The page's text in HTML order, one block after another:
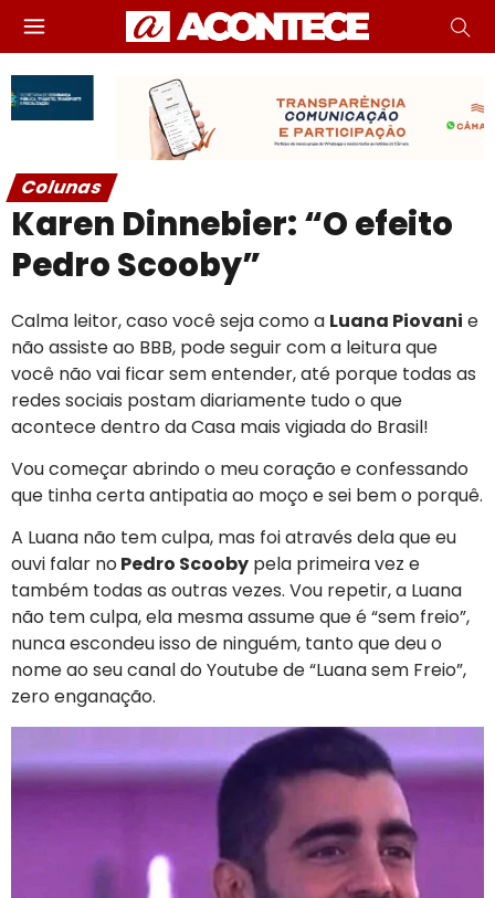
Colunas
Karen Dinnebier: “O efeito
Pedro Scooby”
Calma leitor, caso você seja como a Luana Piovani e
não assiste ao BBB, pode seguir com a leitura que
você não vai ficar sem entender, até porque todas as
redes sociais postam diariamente tudo o que
acontece dentro da Casa mais vigiada do Brasil!
Vou começar abrindo o meu coração e confessando
que tinha certa antipatia ao moço e sei bem o porquê.
A Luana não tem culpa, mas foi através dela que eu
ouvi falar noPedro Scooby pela primeira vez e
também todas as outras vezes. Vou repetir, a Luana
não tem culpa, ela mesma assume que é “sem freio”,
nunca escondeu isso de ninguém, tanto que deu o
nome ao seu canal do Youtube de “Luana sem Freio”,
zero enganação.